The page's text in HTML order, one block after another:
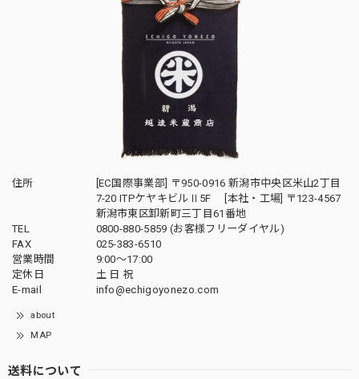
住所
[EC国際事業部] 〒950-0916 新潟市中央区米山2丁目
7-20 ITPケヤキビルⅡ5F [本社・工場] 〒123-4567
新潟市東区卸新町三丁目61番地
TEL
0800-880-5859 (お客様フリーダイヤル)
FAX
025-383-6510
営業時間
9:00～17:00
定休日
土 日 祝
E-mail
info@echigoyonezo.com
about
MAP
送料について